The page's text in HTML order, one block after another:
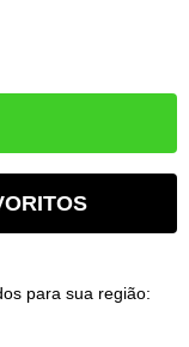
para sua região: